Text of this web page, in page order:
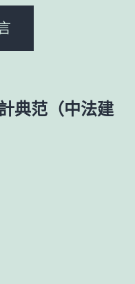
典范（中法建